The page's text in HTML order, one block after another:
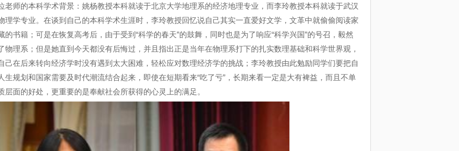
老师的本科学术背景：姚杨教授本科就读于北京大学地理系的经济地理专业，而李玲教授本科就读于武汉
理学专业。在谈到自己的本科学术生涯时，李玲教授回忆说自己其实一直爱好文学，文革中就偷偷阅读家
的书籍；可是在恢复高考后，由于受到 “科学的春天”的鼓舞，同时也是为了响应“科学兴国”的号召，毅然
物理系；但是她直到今天都没有后悔过，并且指出正是当年在物理系打下的扎实数理基础和科学世界观，
己在后来转向经济学时没有遇到太大困难，轻松应对数理经济学的挑战；李玲教授由此勉励同学们要把自
生规划和国家需要及时代潮流结合起来，即使在短期看来“吃了亏” ，长期来看一定是大有裨益，而且不单
层面的好处，更重要的是奉献社会所获得的心灵上的满足。